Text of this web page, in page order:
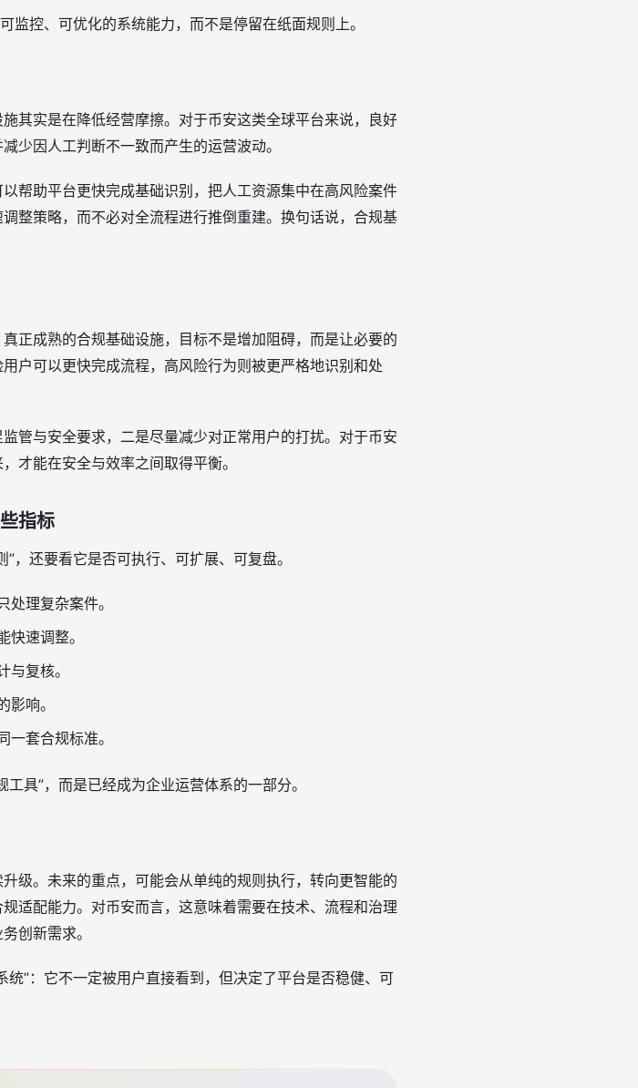
监控、可优化的系统能力，而不是停留在纸面规则上。
其实是在降低经营摩擦。对于币安这类全球平台来说，良好
少因人工判断不一致而产生的运营波动。
帮助平台更快完成基础识别，把人工资源集中在高风险案件
整策略，而不必对全流程进行推倒重建。换句话说，合规基
正成熟的合规基础设施，目标不是增加阻碍，而是让必要的
户可以更快完成流程，高风险行为则被更严格地识别和处
管与安全要求，二是尽量减少对正常用户的打扰。对于币安
才能在安全与效率之间取得平衡。
指标
，还要看它是否可执行、可扩展、可复盘。
理复杂案件。
速调整。
复核。
响。
套合规标准。
具”，而是已经成为企业运营体系的一部分。
级。未来的重点，可能会从单纯的规则执行，转向更智能的
适配能力。对币安而言，这意味着需要在技术、流程和治理
创新需求。
”：它不一定被用户直接看到，但决定了平台是否稳健、可